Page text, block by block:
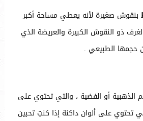
بنقوش صغيرة لأنه يعطي مساحة أكبر
ذو النقوش الكبيرة والعريضة الذي
حجمها الطبيعي .
الذهبية أو الفضية ، والتي تحتوي على
تحتوي على ألوان داكنة إذا كنتِ تحبين